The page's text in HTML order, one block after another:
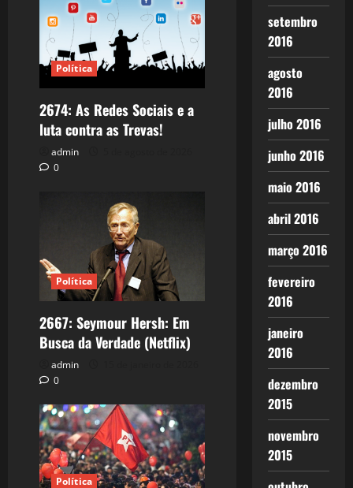
Política
2674: As Redes Sociais e a
luta contra as Trevas!
admin
0
Política
2667: Seymour Hersh: Em
Busca da Verdade (Netflix)
admin
0
Política
setembro
2016
agosto
2016
julho 2016
junho 2016
maio 2016
abril 2016
março 2016
fevereiro
2016
janeiro
2016
dezembro
2015
novembro
2015